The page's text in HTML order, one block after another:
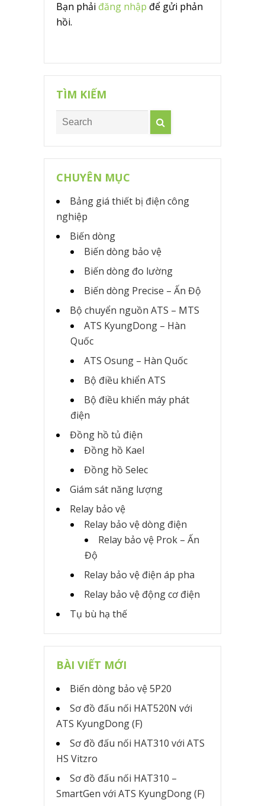
Bạn phải đăng nhập để gửi phản
hồi.
TÌM KIẾM
CHUYÊN MỤC
Bảng giá thiết bị điện công
nghiệp
Biến dòng
Biến dòng bảo vệ
Biến dòng đo lường
Biến dòng Precise – Ấn Độ
Bộ chuyển nguồn ATS – MTS
ATS KyungDong – Hàn
Quốc
ATS Osung – Hàn Quốc
Bộ điều khiển ATS
Bộ điều khiển máy phát
điện
Đồng hồ tủ điện
Đồng hồ Kael
Đồng hồ Selec
Giám sát năng lượng
Relay bảo vệ
Relay bảo vệ dòng điện
Relay bảo vệ Prok – Ấn
Độ
Relay bảo vệ điện áp pha
Relay bảo vệ động cơ điện
Tụ bù hạ thế
BÀI VIẾT MỚI
Biến dòng bảo vệ 5P20
Sơ đồ đấu nối HAT520N với
ATS KyungDong (F)
Sơ đồ đấu nối HAT310 với ATS
HS Vitzro
Sơ đồ đấu nối HAT310 –
SmartGen với ATS KyungDong (F)